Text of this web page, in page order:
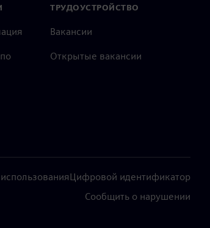
ТРУДОУСТРОЙСТВО
Вакансии
Открытые вакансии
Цифровой идентификатор
Сообщить о нарушении